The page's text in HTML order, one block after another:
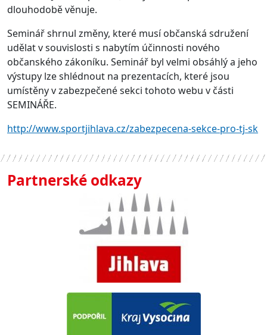
dlouhodobě věnuje.
Seminář shrnul změny, které musí občanská sdružení
udělat v souvislosti s nabytím účinnosti nového
občanského zákoníku. Seminář byl velmi obsáhlý a jeho
výstupy lze shlédnout na prezentacích, které jsou
umístěny v zabezpečené sekci tohoto webu v části
SEMINÁŘE.
http://www.sportjihlava.cz/zabezpecena-sekce-pro-tj-sk
Partnerské odkazy